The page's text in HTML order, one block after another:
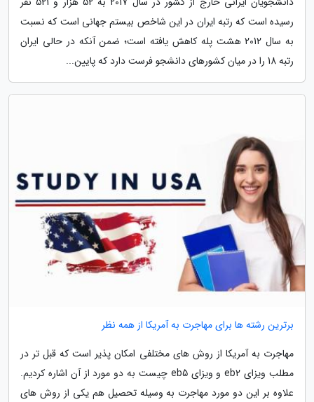
رسیده است که رتبه ایران در این شاخص بیستم جهانی است که نسبت
به سال 2012 هشت پله کاهش یافته است؛ ضمن آنکه در حالی ایران
رتبه 18 را در میان کشورهای دانشجو فرست دارد که پایین...
برترین رشته ها برای مهاجرت به آمریکا از همه نظر
مهاجرت به آمریکا از روش های مختلفی امکان پذیر است که قبل تر در
مطلب ویزای eb2 و ویزای eb5 چیست به دو مورد از آن اشاره کردیم.
علاوه بر این دو مورد مهاجرت به وسیله تحصیل هم یکی از روش های